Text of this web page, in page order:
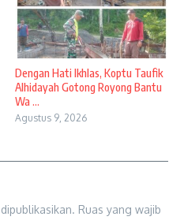
Dengan Hati Ikhlas, Koptu Taufik
Alhidayah Gotong Royong Bantu
Wa ...
Agustus 9, 2026
Ruas yang wajib